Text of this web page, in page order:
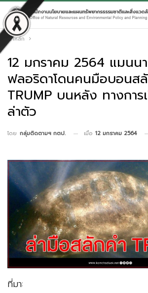
หน้าหลัก
12 มกราคม 2564 แมนน
ฟลอริดาโดนคนมือบอนส
TRUMP บนหลัง ทางกา
ล่าตัว
โดย กลุ่มติดตามฯ กตป. เมื่อ 12 มกราคม 2564
ที่มา: